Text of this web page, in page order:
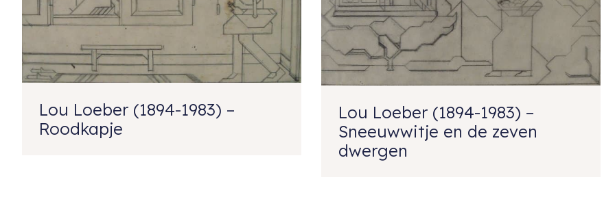
Lou Loeber (1894-1983) –
Roodkapje
Lou Loeber (1894-1983) –
Sneeuwwitje en de zeven
dwergen